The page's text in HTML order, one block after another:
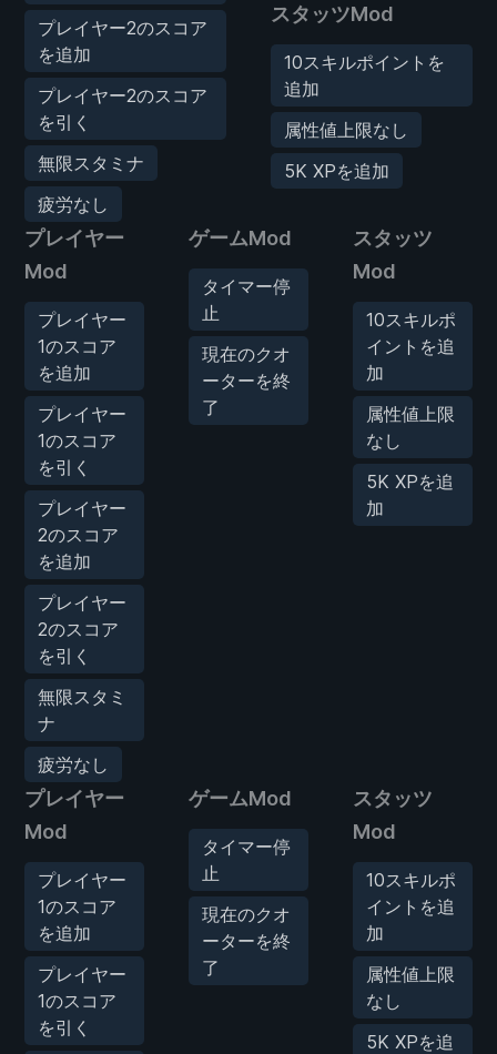
プレイヤー2のスコア
を追加
プレイヤー2のスコア
を引く
無限スタミナ
疲労なし
スタッツMod
10スキルポイントを
追加
属性値上限なし
5K XPを追加
プレイヤー
Mod
プレイヤー
1のスコア
を追加
プレイヤー
1のスコア
を引く
プレイヤー
2のスコア
を追加
プレイヤー
2のスコア
を引く
無限スタミ
ナ
疲労なし
ゲームMod
タイマー停
止
現在のクオ
ーターを終
了
スタッツ
Mod
10スキルポ
イントを追
加
属性値上限
なし
5K XPを追
加
プレイヤー
Mod
プレイヤー
1のスコア
を追加
プレイヤー
1のスコア
を引く
ゲームMod
タイマー停
止
現在のクオ
ーターを終
了
スタッツ
Mod
10スキルポ
イントを追
加
属性値上限
なし
5K XPを追